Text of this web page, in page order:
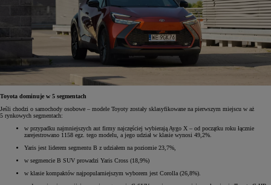
Toyota dominuje w 5 segmentach
Jeśli chodzi o samochody osobowe – modele Toyoty zostały sklasyfikowane na pierwszym miejscu w aż
5 rynkowych segmentach:
w przypadku najmniejszych aut firmy najczęściej wybierają Aygo X – od początku roku łącznie
zarejestrowano 1158 egz. tego modelu, a jego udział w klasie wynosi 49,2%.
Yaris jest liderem segmentu B z udziałem na poziomie 23,7%,
w segmencie B SUV prowadzi Yaris Cross (18,9%)
w klasie kompaktów najpopularniejszym wyborem jest Corolla (26,8%).